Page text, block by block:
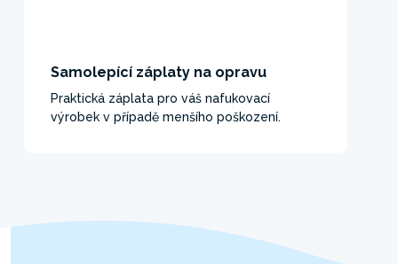
Samolepící záplaty na opravu
Praktická záplata pro váš nafukovací
výrobek v případě menšího poškození.